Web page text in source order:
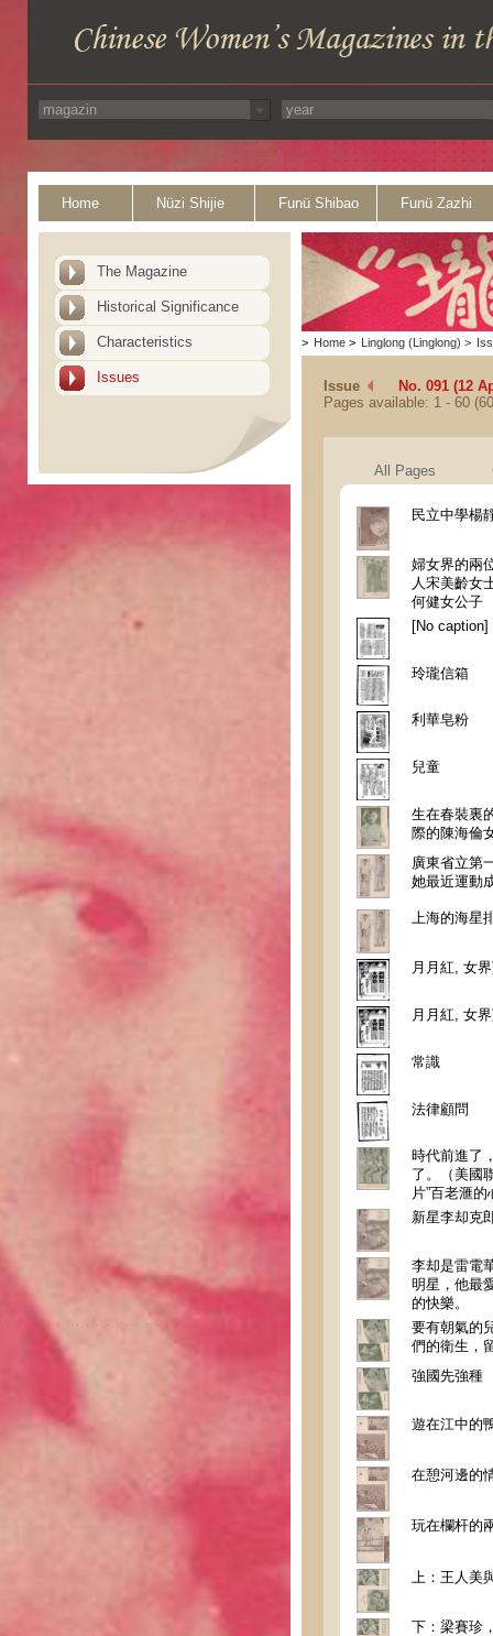
Home Nüzi Shijie Funü Shibao Funü Zazhi
The Magazine
Historical Significance
Characteristics
Issues
> Home > Linglong (Linglong) >
Issue
No. 091 (12
Pages available: 1 - 60
All Pages
民立中學楊
婦女界的兩
人宋美齡女
何健女公子
[No caption]
玲瓏信箱
利華皂粉
兒童
生在春裝裏
際的陳海倫
廣東省立第
她最近運動
上海的海星
月月紅, 女
月月紅, 女
常識
法律顧問
時代前進了
了。（美國
片”百老滙
新星李却克
李却是雷電
明星，他最
的快樂。
要有朝氣的
們的衛生，
強國先強種
遊在江中的
在憩河邊的
玩在欄杆的
上：王人美
下：梁賽珍